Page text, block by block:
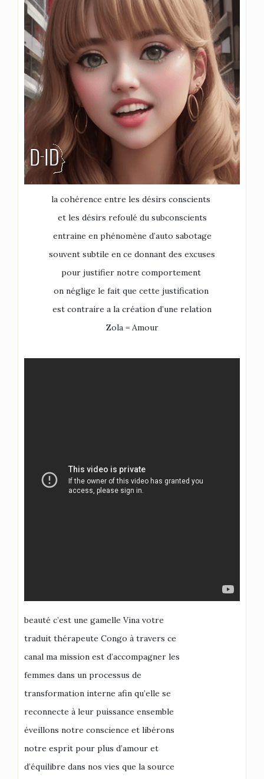
la cohérence entre les désirs conscients
et les désirs refoulé du subconscients
entraine en phénomène d’auto sabotage
souvent subtile en ce donnant des excuses
pour justifier notre comportement
on néglige le fait que cette justification
est contraire a la création d’une relation
Zola = Amour
beauté c’est une gamelle Vina votre
traduit thérapeute Congo à travers ce
canal ma mission est d’accompagner les
femmes dans un processus de
transformation interne afin qu’elle se
reconnecte à leur puissance ensemble
éveillons notre conscience et libérons
notre esprit pour plus d’amour et
d’équilibre dans nos vies que la source